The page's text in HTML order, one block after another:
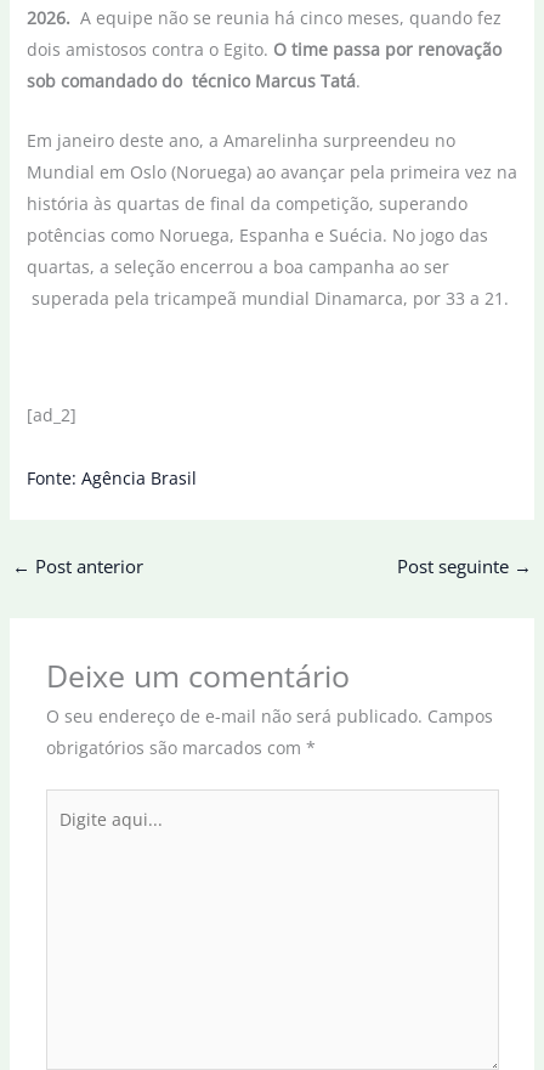
2026. A equipe não se reunia há cinco meses, quando fez
dois amistosos contra o Egito. O time passa por renovação
sob comandado do técnico Marcus Tatá.
Em janeiro deste ano, a Amarelinha surpreendeu no
Mundial em Oslo (Noruega) ao avançar pela primeira vez na
história às quartas de final da competição, superando
potências como Noruega, Espanha e Suécia. No jogo das
quartas, a seleção encerrou a boa campanha ao ser
superada pela tricampeã mundial Dinamarca, por 33 a 21.
[ad_2]
Fonte: Agência Brasil
← Post anterior Post seguinte →
Deixe um comentário
O seu endereço de e-mail não será publicado. Campos
obrigatórios são marcados com *
aqui...